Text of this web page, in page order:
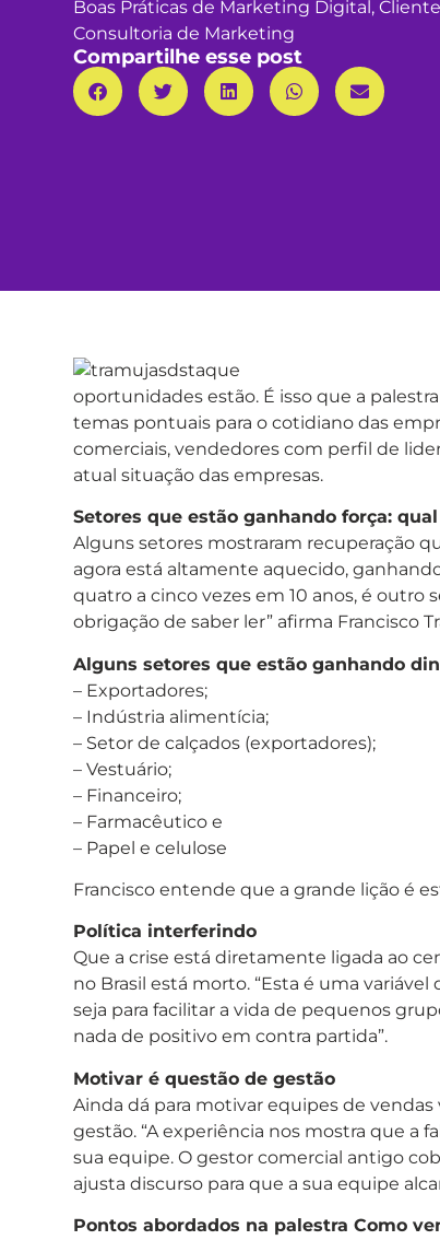
Boas Práticas de Marketing Digital,
Consultoria de Marketing
Compartilhe esse post
oportunidades estão. É isso que a
temas pontuais para o cotidiano das
comerciais, vendedores com perfil de
atual situação das empresas.
Setores que estão ganhando força:
Alguns setores mostraram recuperação
agora está altamente aquecido,
quatro a cinco vezes em 10 anos, é outro
obrigação de saber ler” afirma Francisco
Alguns setores que estão ganhando
– Exportadores;
– Indústria alimentícia;
– Setor de calçados (exportadores);
– Vestuário;
– Financeiro;
– Farmacêutico e
– Papel e celulose
Francisco entende que a grande lição é
Política interferindo
Que a crise está diretamente ligada ao
no Brasil está morto. “Esta é uma
seja para facilitar a vida de pequenos
nada de positivo em contra partida”.
Motivar é questão de gestão
Ainda dá para motivar equipes de
gestão. “A experiência nos mostra que
sua equipe. O gestor comercial antigo
ajusta discurso para que a sua equipe
Pontos abordados na palestra Como